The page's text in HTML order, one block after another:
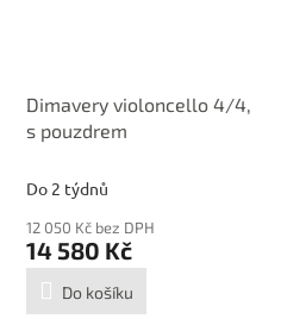
Dimavery violoncello 4/4,
s pouzdrem
Do 2 týdnů
12 050 Kč bez DPH
14 580 Kč
Do košíku